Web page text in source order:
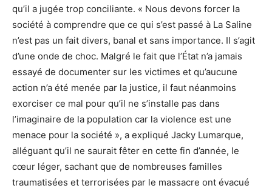
qu’il a jugée trop conciliante. « Nous devons forcer la
société à comprendre que ce qui s’est passé à La Saline
n’est pas un fait divers, banal et sans importance. Il s’agit
d’une onde de choc. Malgré le fait que l’État n’a jamais
essayé de documenter sur les victimes et qu’aucune
action n’a été menée par la justice, il faut néanmoins
exorciser ce mal pour qu’il ne s’installe pas dans
l’imaginaire de la population car la violence est une
menace pour la société », a expliqué Jacky Lumarque,
alléguant qu’il ne saurait fêter en cette fin d’année, le
cœur léger, sachant que de nombreuses familles
traumatisées et terrorisées par le massacre ont évacué